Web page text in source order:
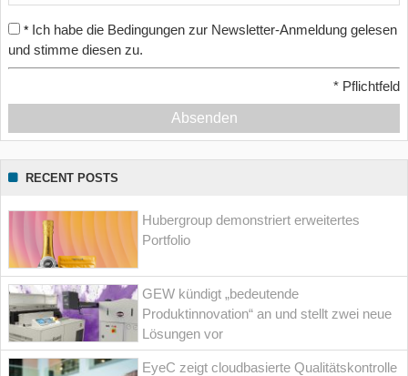
* Ich habe die Bedingungen zur Newsletter-Anmeldung gelesen
und stimme diesen zu.
* Pflichtfeld
Absenden
RECENT POSTS
Hubergroup demonstriert erweitertes
Portfolio
GEW kündigt „bedeutende
Produktinnovation“ an und stellt zwei neue
Lösungen vor
EyeC zeigt cloudbasierte Qualitätskontrolle